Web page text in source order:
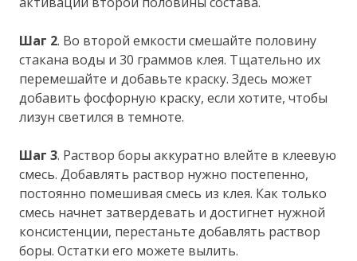
Шаг 2. Во второй емкости смешайте половину
стакана воды и 30 граммов клея. Тщательно их
перемешайте и добавьте краску. Здесь может
добавить фосфорную краску, если хотите, чтобы
лизун светился в темноте.
Шаг 3. Раствор боры аккуратно влейте в клеевую
смесь. Добавлять раствор нужно постепенно,
постоянно помешивая смесь из клея. Как только
смесь начнет затвердевать и достигнет нужной
консистенции, перестаньте добавлять раствор
боры. Остатки его можете вылить.